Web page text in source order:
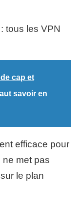
tous les VPN
cap et
savoir en
efficace pour
ne met pas
le plan